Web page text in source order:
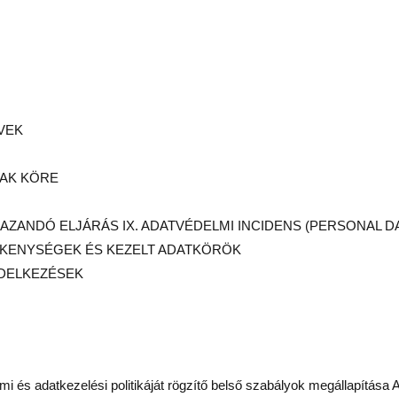
KÖRE
ELJÁRÁS IX. ADATVÉDELMI INCIDENS (PERSONAL
ÉS KEZELT ADATKÖRÖK
és adatkezelési politikáját rögzítő belső szabályok megállapítása